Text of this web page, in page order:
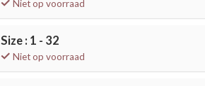
Niet op voorraad
Size : 1 - 32
Niet op voorraad